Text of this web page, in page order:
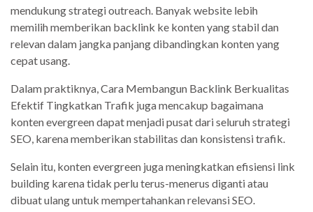
mendukung strategi outreach. Banyak website lebih
memilih memberikan backlink ke konten yang stabil dan
relevan dalam jangka panjang dibandingkan konten yang
cepat usang.
Dalam praktiknya, Cara Membangun Backlink Berkualitas
Efektif Tingkatkan Trafik juga mencakup bagaimana
konten evergreen dapat menjadi pusat dari seluruh strategi
SEO, karena memberikan stabilitas dan konsistensi trafik.
Selain itu, konten evergreen juga meningkatkan efisiensi link
building karena tidak perlu terus-menerus diganti atau
dibuat ulang untuk mempertahankan relevansi SEO.